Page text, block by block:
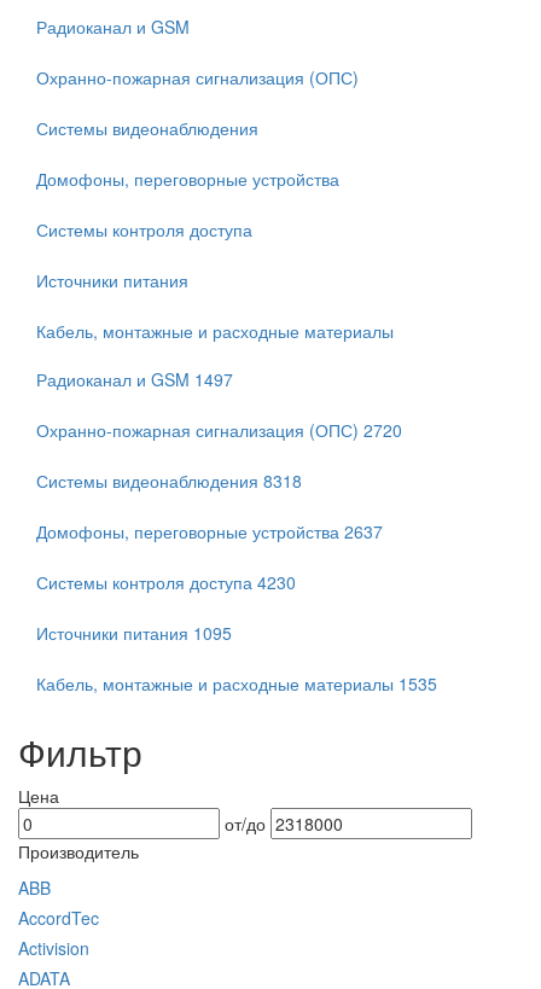
Радиоканал и GSM
Охранно-пожарная сигнализация (ОПС)
Системы видеонаблюдения
Домофоны, переговорные устройства
Системы контроля доступа
Источники питания
Кабель, монтажные и расходные материалы
Радиоканал и GSM 1497
Охранно-пожарная сигнализация (ОПС) 2720
Системы видеонаблюдения 8318
Домофоны, переговорные устройства 2637
Системы контроля доступа 4230
Источники питания 1095
Кабель, монтажные и расходные материалы 1535
Фильтр
Цена
от/до
Производитель
ABB
AccordTec
Activision
ADATA